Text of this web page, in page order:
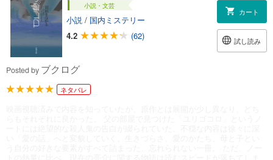
小説・文芸
小説 / 国内ミステリー
4.2
(62)
カート
試し読み
Posted by ブクログ
ネタバレ